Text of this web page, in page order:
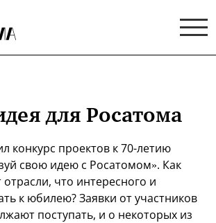
для Росатома
конкурс проектов к 70-летию
свою идею с Росатомом». Как
отрасли, что интересного и
к юбилею? Заявки от участников
поступать, и о некоторых из